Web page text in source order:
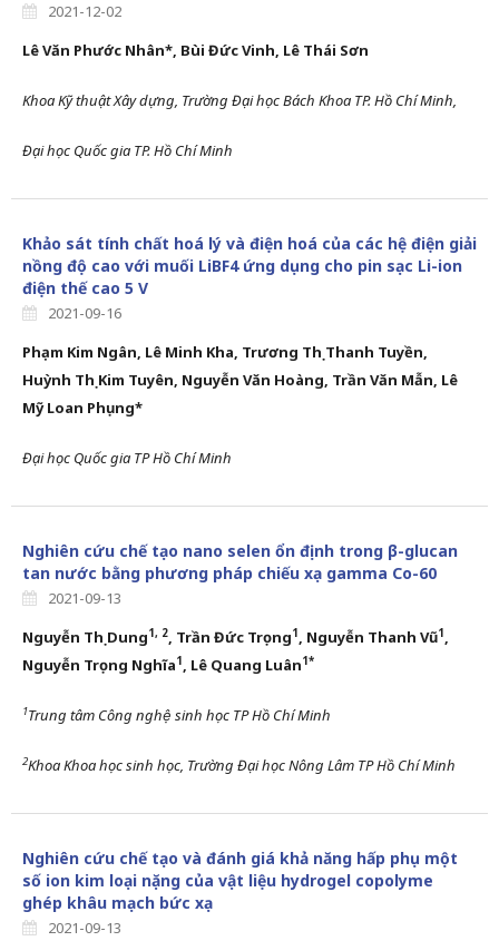
2021-12-02
Lê Văn Phước Nhân*, Bùi Đức Vinh, Lê Thái Sơn
Khoa Kỹ thuật Xây dựng, Trường Đại học Bách Khoa TP. Hồ Chí Minh,
Đại học Quốc gia TP. Hồ Chí Minh
Khảo sát tính chất hoá lý và điện hoá của các hệ điện giải
nồng độ cao với muối LiBF4 ứng dụng cho pin sạc Li-ion
điện thế cao 5 V
2021-09-16
Phạm Kim Ngân, Lê Minh Kha, Trương Thị Thanh Tuyền,
Huỳnh Thị Kim Tuyên, Nguyễn Văn Hoàng, Trần Văn Mẫn, Lê
Mỹ Loan Phụng*
Đại học Quốc gia TP Hồ Chí Minh
Nghiên cứu chế tạo nano selen ổn định trong β-glucan
tan nước bằng phương pháp chiếu xạ gamma Co-60
2021-09-13
Nguyễn Thị Dung1, 2, Trần Đức Trọng1 , Nguyễn Thanh Vũ1 ,
Nguyễn Trọng Nghĩa1 , Lê Quang Luân1*
1Trung tâm Công nghệ sinh học TP Hồ Chí Minh
2Khoa Khoa học sinh học, Trường Đại học Nông Lâm TP Hồ Chí Minh
Nghiên cứu chế tạo và đánh giá khả năng hấp phụ một
số ion kim loại nặng của vật liệu hydrogel copolyme
ghép khâu mạch bức xạ
2021-09-13